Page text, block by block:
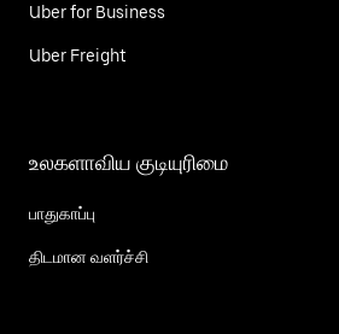
Uber for Business
Uber Freight
உலகளாவிய குடியுரிமை
பாதுகாப்பு
திடமான வளர்ச்சி